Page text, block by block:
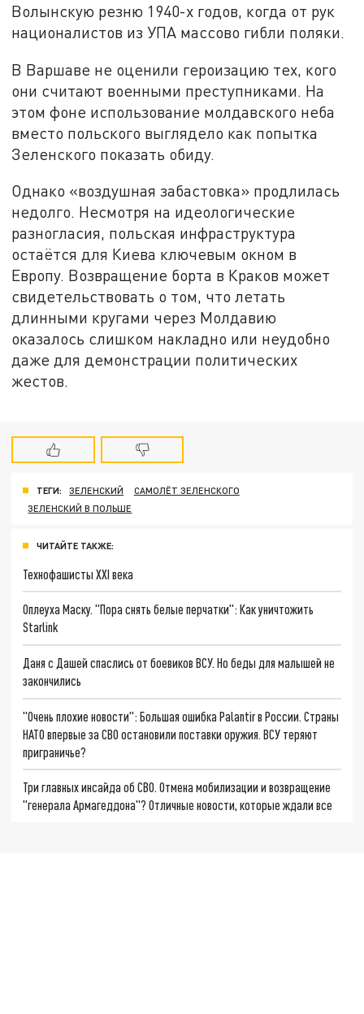
Волынскую резню 1940-х годов, когда от рук
националистов из УПА массово гибли поляки.
В Варшаве не оценили героизацию тех, кого
они считают военными преступниками. На
этом фоне использование молдавского неба
вместо польского выглядело как попытка
Зеленского показать обиду.
Однако «воздушная забастовка» продлилась
недолго. Несмотря на идеологические
разногласия, польская инфраструктура
остаётся для Киева ключевым окном в
Европу. Возвращение борта в Краков может
свидетельствовать о том, что летать
длинными кругами через Молдавию
оказалось слишком накладно или неудобно
даже для демонстрации политических
жестов.
ТЕГИ: ЗЕЛЕНСКИЙ
САМОЛЁТ ЗЕЛЕНСКОГО
ЗЕЛЕНСКИЙ В ПОЛЬШЕ
ЧИТАЙТЕ ТАКЖЕ:
Технофашисты XXI века
Оплеуха Маску. "Пора снять белые перчатки": Как уничтожить
Starlink
Даня с Дашей спаслись от боевиков ВСУ. Но беды для малышей не
закончились
"Очень плохие новости": Большая ошибка Palantir в России. Страны
НАТО впервые за СВО остановили поставки оружия. ВСУ теряют
приграничье?
Три главных инсайда об СВО. Отмена мобилизации и возвращение
"генерала Армагеддона"? Отличные новости, которые ждали все